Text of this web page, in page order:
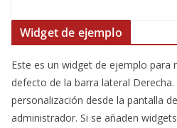
Widget de ejemplo
Este es un widget de ejemplo para
defecto de la barra lateral
personalización desde la pantalla
administrador. Si se añaden